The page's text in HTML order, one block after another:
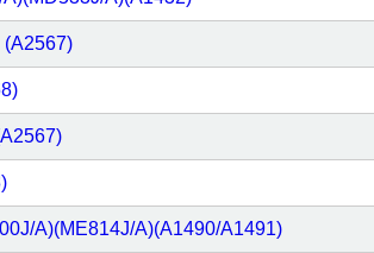
(A2567)
A)(ME814J/A)(A1490/A1491)